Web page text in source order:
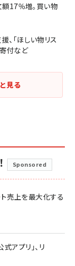
額17％増。買い物
「ほしい物リス
付など
見る
Sponsored
ト売上を最大化する
アプリ」、リ